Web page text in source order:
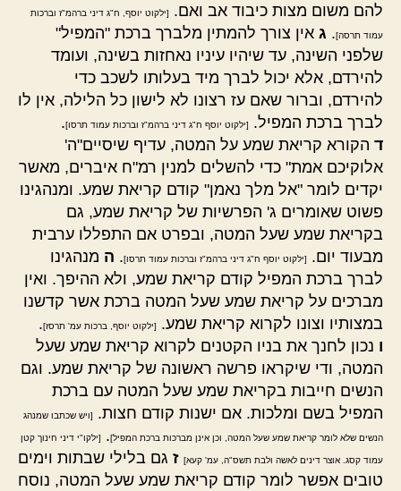
להם משום מצות כיבוד אב ואם.
[ילקוט יוסף, ח"ג דיני ברהמ"ז וברכות
עמוד תרסה]. ג אין צורך להמתין מלברך ברכת "המפיל"
שלפני השינה, עד שיהיו עיניו נאחזות בשינה, ועומד
להירדם, אלא יכול לברך מיד בעלותו לשכב כדי
להירדם, וברור שאם עז רצונו לא לישון כל הלילה, אין לו
לברך ברכת המפיל.
[ילקוט יוסף ח"ג דיני ברהמ"ז וברכות עמוד תרסו].
ד הקורא קריאת שמע על המטה, עדיף שיסיים"ה'
אלוקיכם אמת" כדי להשלים למנין רמ"ח איברים, מאשר
יקדים לומר "אל מלך נאמן" קודם קריאת שמע. ומנהגינו
פשוט שאומרים ג' הפרשיות של קריאת שמע, גם
בקריאת שמע שעל המטה, ובפרט אם התפללו ערבית
מבעוד יום.
[ילקוט יוסף ח"ג דיני ברהמ"ז וברכות עמוד תרסו]. ה מנהגינו
לברך ברכת המפיל קודם קריאת שמע, ולא ההיפך. ואין
מברכים על קריאת שמע שעל המטה ברכת אשר קדשנו
במצותיו וצונו לקרוא קריאת שמע.
[ילקוט יוסף, ברכות עמ' תרסז].
ו נכון לחנך את בניו הקטנים לקרוא קריאת שמע שעל
המטה, ודי שיקראו פרשה ראשונה של קריאת שמע. וגם
הנשים חייבות בקריאת שמע שעל המטה עם ברכת
המפיל בשם ומלכות. אם ישנות קודם חצות.
[ויש שכתבו שמנהג
הנשים שלא לומר קריאת שמע שעל המטה, וכן אינן מברכות ברכת המפיל]. [ילקו"י דיני חינוך קטן
עמוד קסג. אוצר דינים לאשה ולבת תשס"ה, עמ' קעא] ז גם בלילי שבתות וימים
טובים אפשר לומר קודם קריאת שמע שעל המטה, נוסח